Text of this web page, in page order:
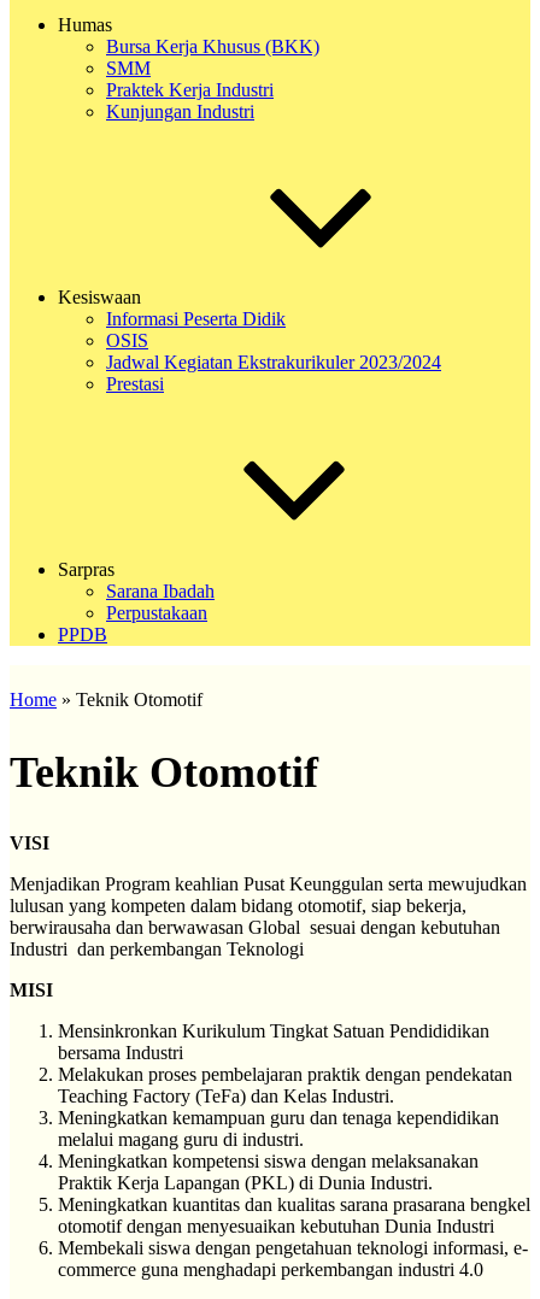
Humas
Bursa Kerja Khusus (BKK)
SMM
Praktek Kerja Industri
Kunjungan Industri
Kesiswaan
Informasi Peserta Didik
OSIS
Jadwal Kegiatan Ekstrakurikuler 2023/2024
Prestasi
Sarpras
Sarana Ibadah
Perpustakaan
PPDB
Home » Teknik Otomotif
Teknik Otomotif
VISI
Menjadikan Program keahlian Pusat Keunggulan serta mewujudkan
lulusan yang kompeten dalam bidang otomotif, siap bekerja,
berwirausaha dan berwawasan Global sesuai dengan kebutuhan
Industri dan perkembangan Teknologi
MISI
Mensinkronkan Kurikulum Tingkat Satuan Pendididikan
bersama Industri
Melakukan proses pembelajaran praktik dengan pendekatan
Teaching Factory (TeFa) dan Kelas Industri.
Meningkatkan kemampuan guru dan tenaga kependidikan
melalui magang guru di industri.
Meningkatkan kompetensi siswa dengan melaksanakan
Praktik Kerja Lapangan (PKL) di Dunia Industri.
Meningkatkan kuantitas dan kualitas sarana prasarana bengkel
otomotif dengan menyesuaikan kebutuhan Dunia Industri
Membekali siswa dengan pengetahuan teknologi informasi, e-
commerce guna menghadapi perkembangan industri 4.0